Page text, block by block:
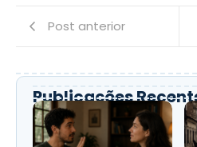
Post anterior
Publicações